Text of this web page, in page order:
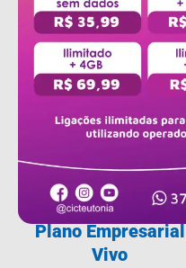
Plano Empresarial
Vivo